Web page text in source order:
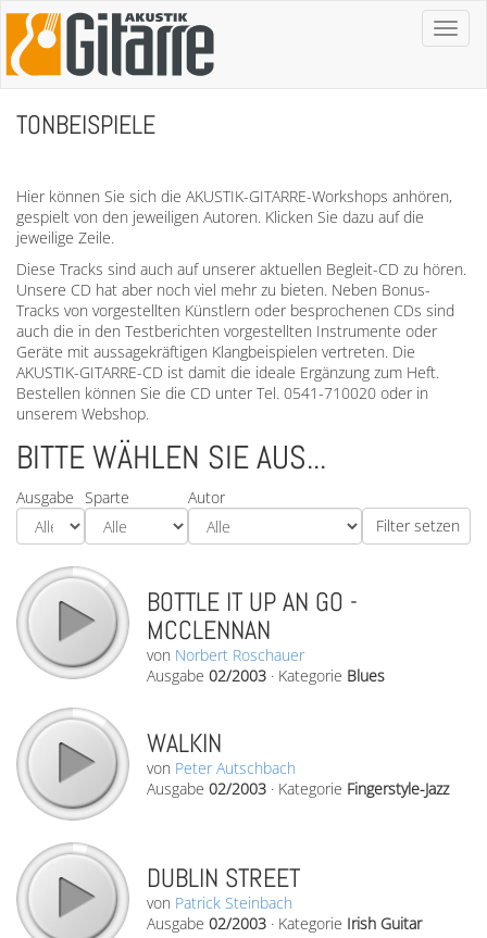
Toggle
TONBEISPIELE
Hier können Sie sich die AKUSTIK-GITARRE-Workshops anhören,
gespielt von den jeweiligen Autoren. Klicken Sie dazu auf die
jeweilige Zeile.
Diese Tracks sind auch auf unserer aktuellen Begleit-CD zu hören.
Unsere CD hat aber noch viel mehr zu bieten. Neben Bonus-
Tracks von vorgestellten Künstlern oder besprochenen CDs sind
auch die in den Testberichten vorgestellten Instrumente oder
Geräte mit aussagekräftigen Klangbeispielen vertreten. Die
AKUSTIK-GITARRE-CD ist damit die ideale Ergänzung zum Heft.
Bestellen können Sie die CD unter Tel. 0541-710020 oder in
unserem Webshop.
BITTE WÄHLEN SIE AUS...
Ausgabe Sparte Autor
BOTTLE IT UP AN GO -
MCCLENNAN
von Norbert Roschauer
Ausgabe 02/2003 · Kategorie Blues
WALKIN
von Peter Autschbach
Ausgabe 02/2003 · Kategorie Fingerstyle-Jazz
DUBLIN STREET
von Patrick Steinbach
Ausgabe 02/2003 · Kategorie Irish Guitar